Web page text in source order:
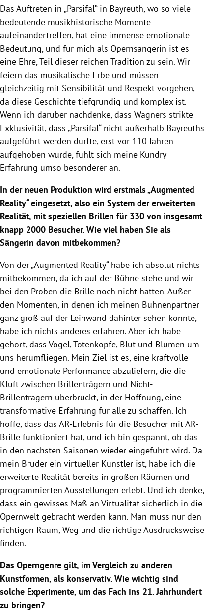
Das Auftreten in „Parsifal“ in Bayreuth, wo so viele
bedeutende musikhistorische Momente
aufeinandertreffen, hat eine immense emotionale
Bedeutung, und für mich als Opernsängerin ist es
eine Ehre, Teil dieser reichen Tradition zu sein. Wir
feiern das musikalische Erbe und müssen
gleichzeitig mit Sensibilität und Respekt vorgehen,
da diese Geschichte tiefgründig und komplex ist.
Wenn ich darüber nachdenke, dass Wagners strikte
Exklusivität, dass „Parsifal“ nicht außerhalb Bayreuths
aufgeführt werden durfte, erst vor 110 Jahren
aufgehoben wurde, fühlt sich meine Kundry-
Erfahrung umso besonderer an.
In der neuen Produktion wird erstmals „Augmented
Reality“ eingesetzt, also ein System der erweiterten
Realität, mit speziellen Brillen für 330 von insgesamt
knapp 2000 Besucher. Wie viel haben Sie als
Sängerin davon mitbekommen?
Von der „Augmented Reality“ habe ich absolut nichts
mitbekommen, da ich auf der Bühne stehe und wir
bei den Proben die Brille noch nicht hatten. Außer
den Momenten, in denen ich meinen Bühnenpartner
ganz groß auf der Leinwand dahinter sehen konnte,
habe ich nichts anderes erfahren. Aber ich habe
gehört, dass Vögel, Totenköpfe, Blut und Blumen um
uns herumfliegen. Mein Ziel ist es, eine kraftvolle
und emotionale Performance abzuliefern, die die
Kluft zwischen Brillenträgern und Nicht-
Brillenträgern überbrückt, in der Hoffnung, eine
transformative Erfahrung für alle zu schaffen. Ich
hoffe, dass das AR-Erlebnis für die Besucher mit AR-
Brille funktioniert hat, und ich bin gespannt, ob das
in den nächsten Saisonen wieder eingeführt wird. Da
mein Bruder ein virtueller Künstler ist, habe ich die
erweiterte Realität bereits in großen Räumen und
programmierten Ausstellungen erlebt. Und ich denke,
dass ein gewisses Maß an Virtualität sicherlich in die
Opernwelt gebracht werden kann. Man muss nur den
richtigen Raum, Weg und die richtige Ausdrucksweise
finden.
Das Operngenre gilt, im Vergleich zu anderen
Kunstformen, als konservativ. Wie wichtig sind
solche Experimente, um das Fach ins 21. Jahrhundert
zu bringen?